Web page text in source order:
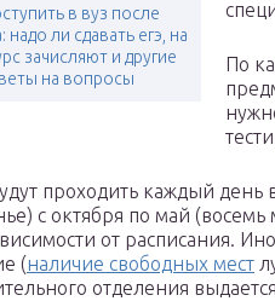
в вуз после
надо ли сдавать егэ, на
зачисляют и другие
на вопросы
По
проходить каждый день
с октября по май
от расписания.
(наличие свободных мест
отделения